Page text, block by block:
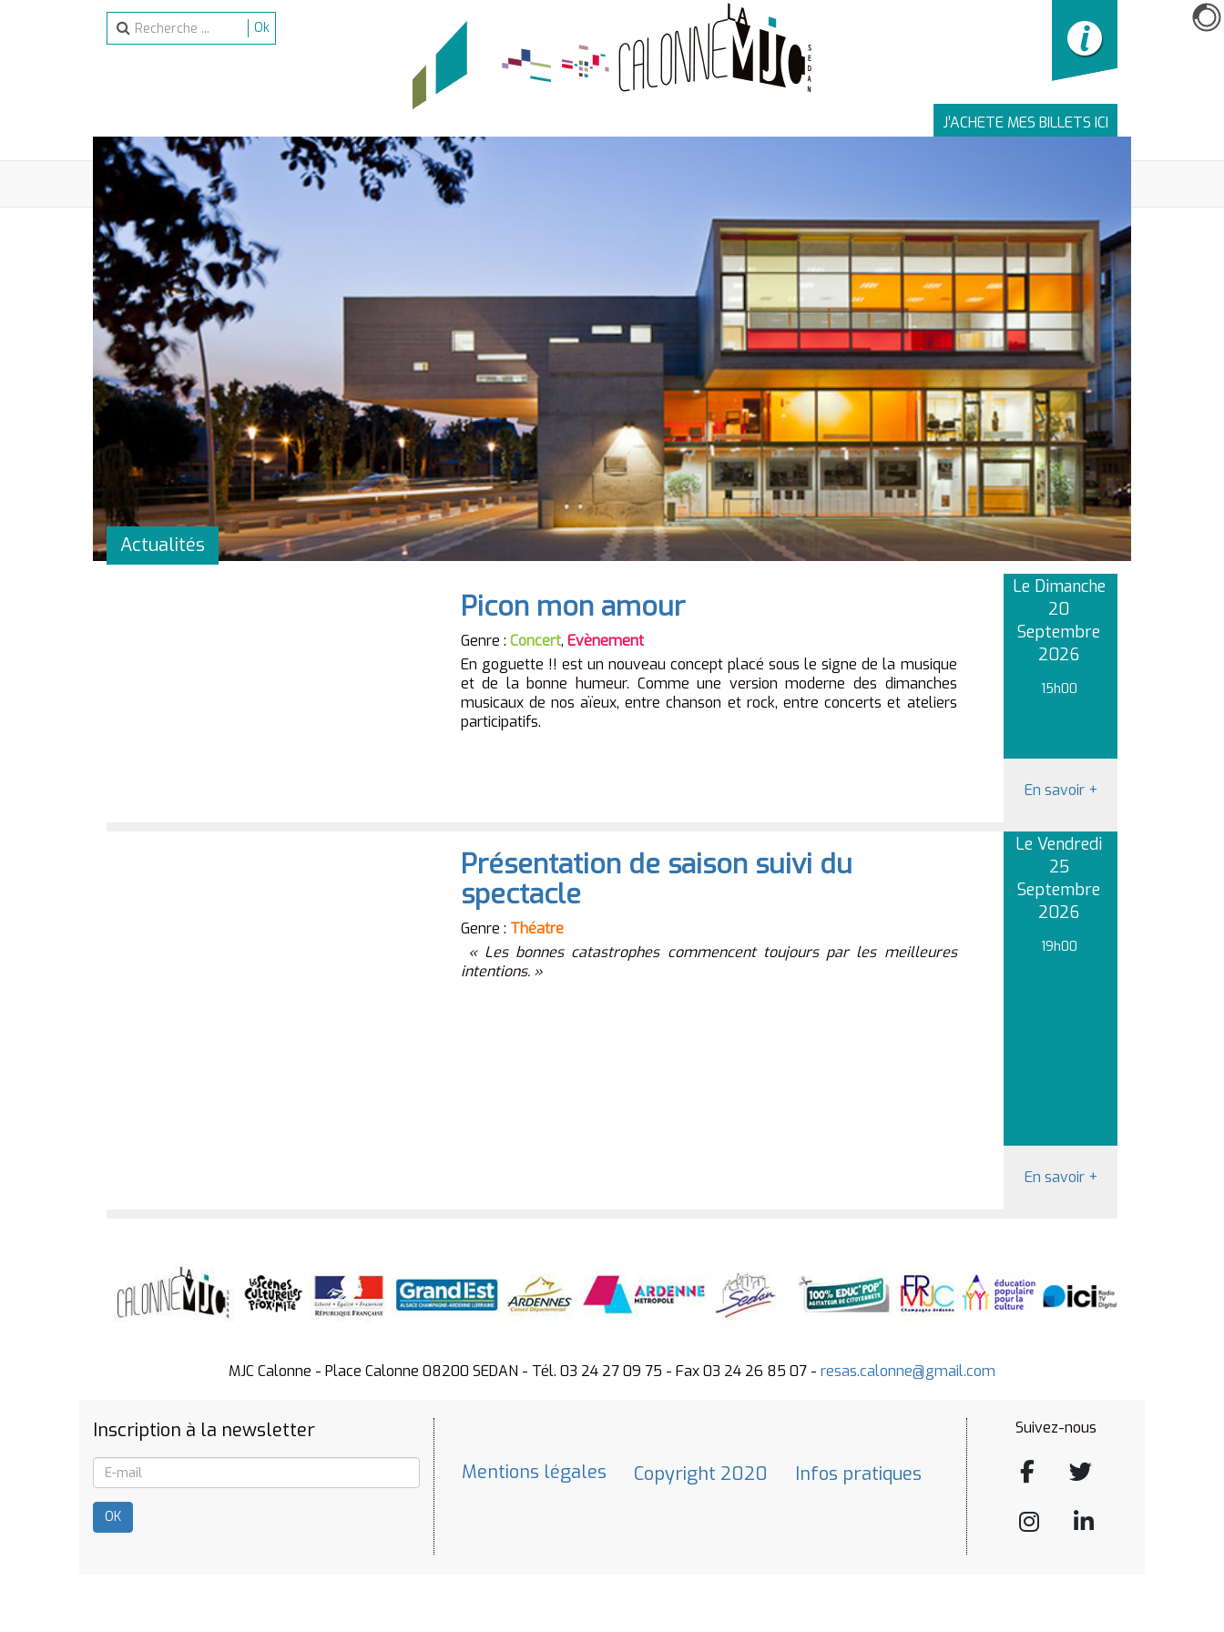
Ok
J’ACHETE MES BILLETS ICI
ACCUEIL SPECTACLES ACTIVITÉS JEUNESSE
Actualités
Picon mon amour
Genre : Concert, Evènement
En goguette !! est un nouveau concept placé sous le signe de la musique
et de la bonne humeur. Comme une version moderne des dimanches
musicaux de nos aïeux, entre chanson et rock, entre concerts et ateliers
participatifs.
Le Dimanche
20
Septembre
2026
15h00
En savoir +
Présentation de saison suivi du
spectacle
Genre : Théatre
« Les bonnes catastrophes commencent toujours par les meilleures
intentions. »
Le Vendredi
25
Septembre
2026
19h00
En savoir +
MJC Calonne - Place Calonne 08200 SEDAN - Tél. 03 24 27 09 75 - Fax 03 24 26 85 07 - resas.calonne@gmail.com
Inscription à la newsletter
OK
Mentions légales Copyright 2020 Infos pratiques
Suivez-nous